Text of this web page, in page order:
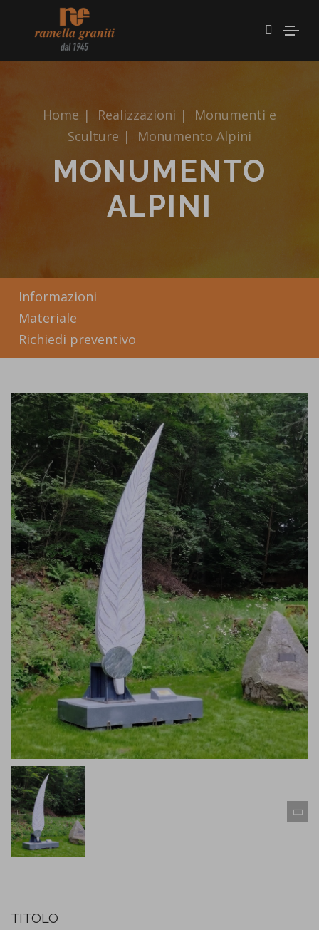
Home | Realizzazioni |
Monumenti e
Sculture | Monumento Alpini
MONUMENTO
ALPINI
Informazioni
Materiale
Richiedi preventivo
TITOLO